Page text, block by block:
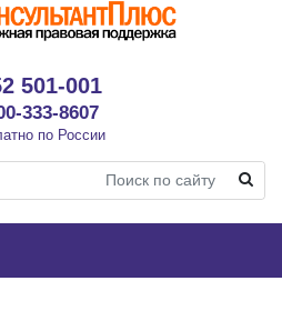
501-001
333-8607
по России